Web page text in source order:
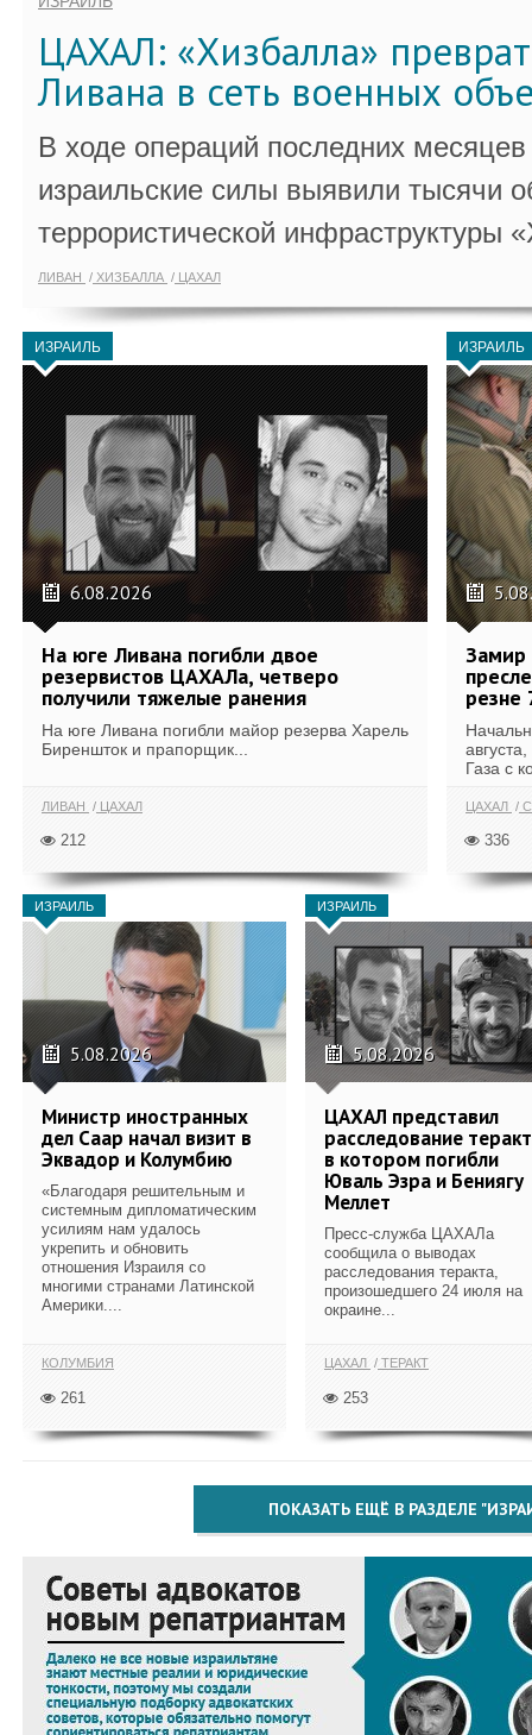
ЦАХАЛ: «Хизбалла»
Ливана в сеть военных
В ходе операций последних
израильские силы выявили тысячи
террористической инфраструктуры
ЛИВАН ХИЗБАЛЛА ЦАХАЛ
ИЗРАИЛЬ
6.08.2026
На юге Ливана погибли двое
резервистов ЦАХАЛа, четверо
получили тяжелые ранения
На юге Ливана погибли майор резерва Харель
Биреншток и прапорщик...
ЛИВАН ЦАХАЛ
212
ИЗРАИЛЬ
Замир
резне
Газа с
ЦАХАЛ
336
ИЗРАИЛЬ
5.08.2026
Министр иностранных
дел Саар начал визит в
Эквадор и Колумбию
«Благодаря решительным и
системным дипломатическим
усилиям нам удалось
укрепить и обновить
отношения Израиля со
многими странами Латинской
Америки....
КОЛУМБИЯ
261
ИЗРАИЛЬ
5.08.2026
ЦАХАЛ представил
расследование
в котором погибли
Юваль Эзра и Бениягу
Меллет
Пресс-служба ЦАХАЛа
сообщила о выводах
расследования теракта,
произошедшего 24 июля на
окраине...
ЦАХАЛ ТЕРАКТ
253
ПОКАЗАТЬ ЕЩЁ В РАЗДЕЛЕ